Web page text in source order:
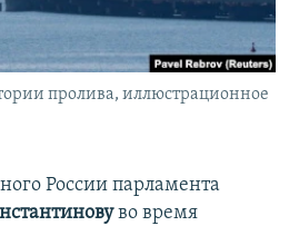
пролива, иллюстрационное
России парламента
во время